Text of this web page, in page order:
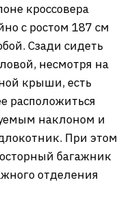
кроссовера
с ростом 187 см
Сзади сидеть
несмотря на
крыши, есть
расположиться
наклоном и
При этом
багажник
отделения